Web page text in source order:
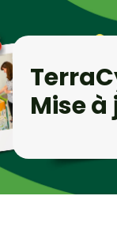
Mise